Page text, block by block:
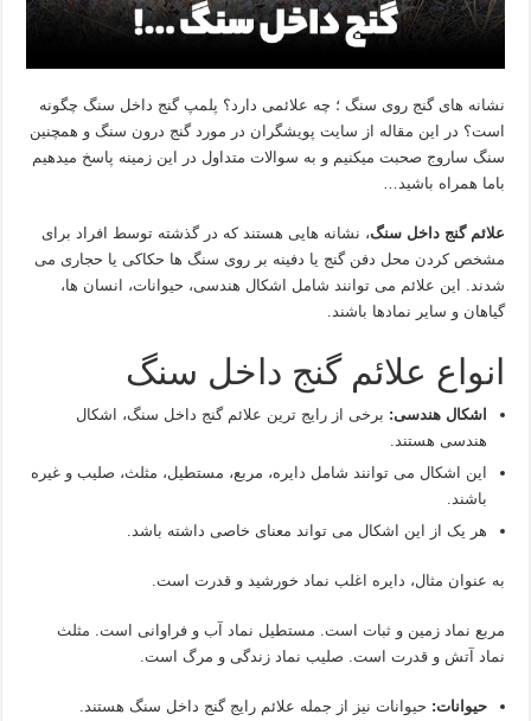
نشانه های گنج روی سنگ ؛ چه علائمی دارد؟ پلمپ گنج داخل سنگ چگونه
است؟ در این مقاله از سایت پویشگران در مورد گنج درون سنگ و همچنین
سنگ ساروج صحبت میکنیم و به سوالات متداول در این زمینه پاسخ میدهیم
باما همراه باشید…
علائم گنج داخل سنگ، نشانه هایی هستند که در گذشته توسط افراد برای
مشخص کردن محل دفن گنج یا دفینه بر روی سنگ ها حکاکی یا حجاری می
شدند. این علائم می توانند شامل اشکال هندسی، حیوانات، انسان ها،
گیاهان و سایر نمادها باشند.
انواع علائم گنج داخل سنگ
اشکال هندسی: برخی از رایج ترین علائم گنج داخل سنگ، اشکال
هندسی هستند.
این اشکال می توانند شامل دایره، مربع، مستطیل، مثلث، صلیب و غیره
باشند.
هر یک از این اشکال می تواند معنای خاصی داشته باشد.
به عنوان مثال، دایره اغلب نماد خورشید و قدرت است.
مربع نماد زمین و ثبات است. مستطیل نماد آب و فراوانی است. مثلث
نماد آتش و قدرت است. صلیب نماد زندگی و مرگ است.
حیوانات: حیوانات نیز از جمله علائم رایج گنج داخل سنگ هستند.